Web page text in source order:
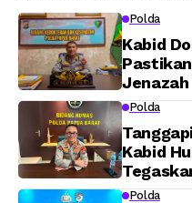
Polda
Kabid
Barat
Polda
Kabid
bagi
Polda